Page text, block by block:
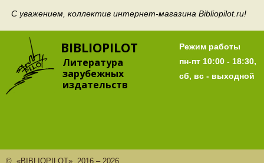
С уважением, коллектив интернет-магазина Bibliopilot.ru!
BIBLIOPILOT
Литература
зарубежных
издательств
Режим работы
пн-пт 10:00 - 18:30,
сб, вс - выходной
© «BIBLIOPILOT», 2016 – 2026